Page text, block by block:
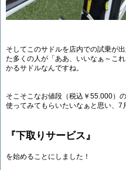
そしてこのサドルを店内での試乗が
た多くの人が「ああ、いいなぁ～こ
かるサドルなんですね。
そこそこなお値段（税込￥55.000）
使ってみてもらいたいなぁと思い、7
『下取りサービス』
を始めることにしました！